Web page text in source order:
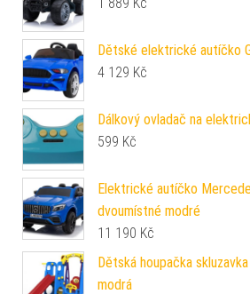
Dětské elektrické autíčko
4 129 Kč
Dálkový ovladač na
599 Kč
Elektrické autíčko
dvoumístné modré
11 190 Kč
Dětská houpačka
modrá